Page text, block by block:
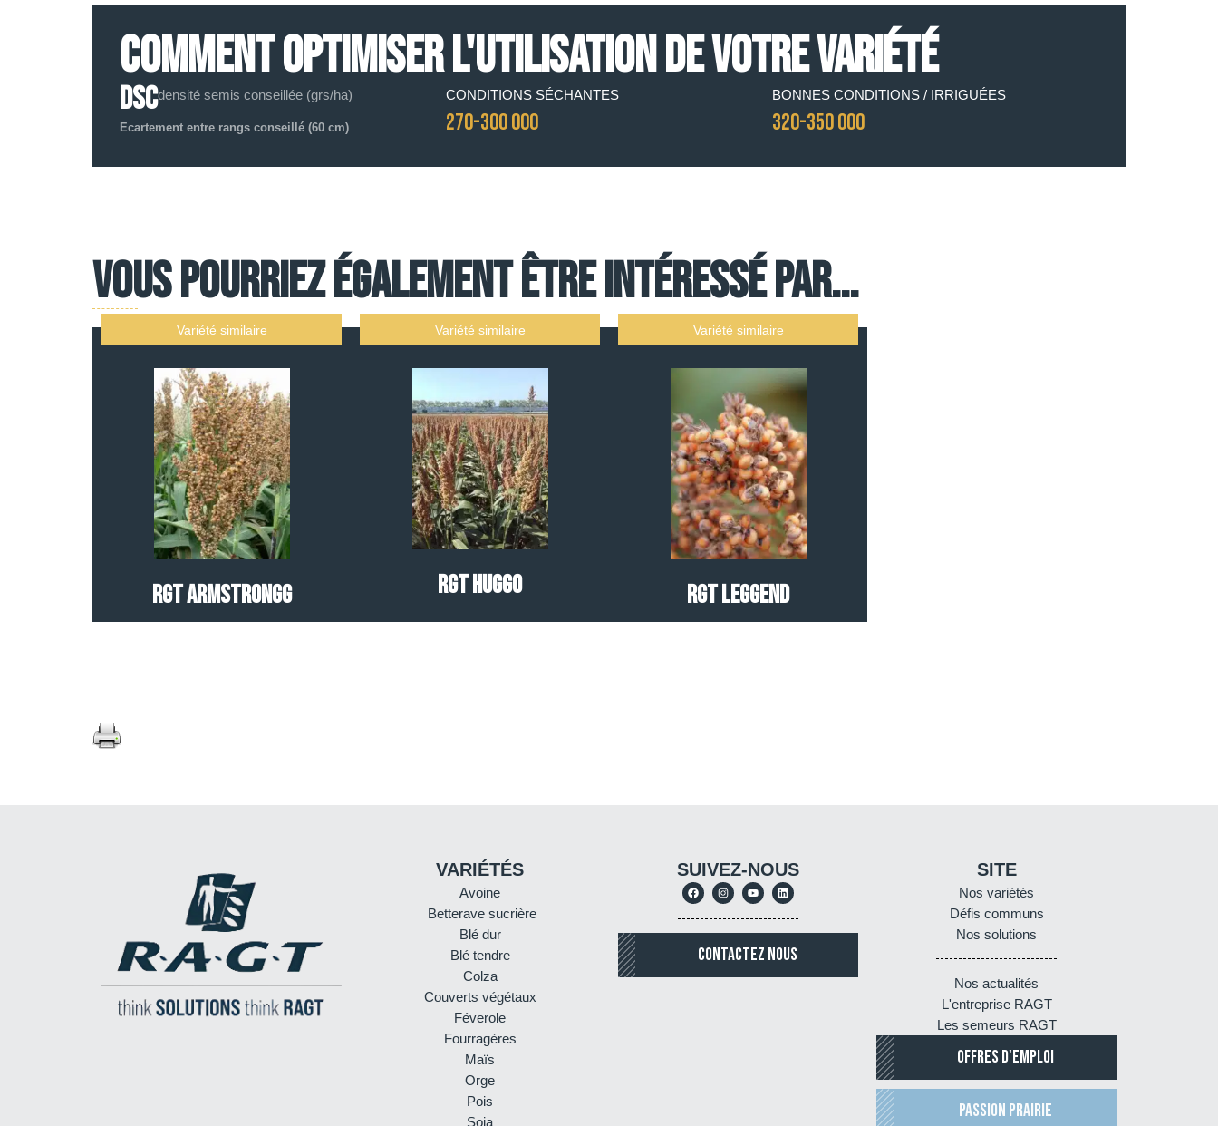
COMMENT OPTIMISER L'UTILISATION DE VOTRE VARIÉTÉ
DSCdensité semis conseillée (grs/ha)
Ecartement entre rangs conseillé (60 cm)
CONDITIONS SÉCHANTES
270-300 000
BONNES CONDITIONS / IRRIGUÉES
320-350 000
Vous pourriez également être intéressé par...
Variété similaire
RGT ARMSTRONGG
Variété similaire
RGT HUGGO
Variété similaire
RGT LEGGEND
VARIÉTÉS
Avoine
Betterave sucrière
Blé dur
Blé tendre
Colza
Couverts végétaux
Féverole
Fourragères
Maïs
Orge
Pois
Soja
SUIVEZ-NOUS
CONTACTEZ NOUS
SITE
Nos variétés
Défis communs
Nos solutions
Nos actualités
L'entreprise RAGT
Les semeurs RAGT
OFFRES D'EMPLOI
PASSION PRAIRIE